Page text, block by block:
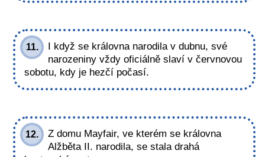
11.
I když se královna narodila v dubnu, své
narozeniny vždy oficiálně slaví v červnovou
sobotu, kdy je hezčí počasí.
12.
Z domu Mayfair, ve kterém se královna
Alžběta II. narodila, se stala drahá